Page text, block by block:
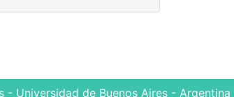
- Universidad de Buenos Aires - Argentina